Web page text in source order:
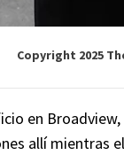
Copyright 2025
en
allí mientras